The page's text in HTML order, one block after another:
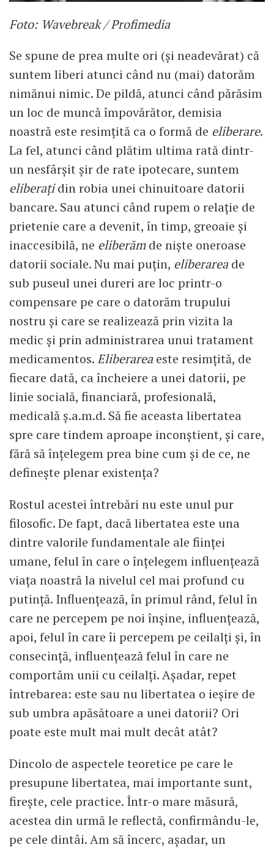
Foto: Wavebreak / Profimedia
Se spune de prea multe ori (și neadevărat) că
suntem liberi atunci când nu (mai) datorăm
nimănui nimic. De pildă, atunci când părăsim
un loc de muncă împovărător, demisia
noastră este resimțită ca o formă de eliberare.
La fel, atunci când plătim ultima rată dintr-
un nesfârșit șir de rate ipotecare, suntem
eliberațidin robia unei chinuitoare datorii
bancare. Sau atunci când rupem o relație de
prietenie care a devenit, în timp, greoaie și
inaccesibilă, ne eliberămde niște oneroase
datorii sociale. Nu mai puțin, eliberareade
sub puseul unei dureri are loc printr-o
compensare pe care o datorăm trupului
nostru și care se realizează prin vizita la
medic și prin administrarea unui tratament
medicamentos.Eliberareaeste resimțită, de
fiecare dată, ca încheiere a unei datorii, pe
linie socială, financiară, profesională,
medicală ș.a.m.d. Să fie aceasta libertatea
spre care tindem aproape inconștient, și care,
fără să înțelegem prea bine cum și de ce, ne
definește plenar existența?
Rostul acestei întrebări nu este unul pur
filosofic. De fapt, dacă libertatea este una
dintre valorile fundamentale ale ființei
umane, felul în care o înțelegem influențează
viața noastră la nivelul cel mai profund cu
putință. Influențează, în primul rând, felul în
care ne percepem pe noi înșine, influențează,
apoi, felul în care îi percepem pe ceilalți și, în
consecință, influențează felul în care ne
comportăm unii cu ceilalți. Așadar, repet
întrebarea: este sau nu libertatea o ieșire de
sub umbra apăsătoare a unei datorii? Ori
poate este mult mai mult decât atât?
Dincolo de aspectele teoretice pe care le
presupune libertatea, mai importante sunt,
firește, cele practice. Într-o mare măsură,
acestea din urmă le reflectă, confirmându-le,
pe cele dintâi. Am să încerc, așadar, un